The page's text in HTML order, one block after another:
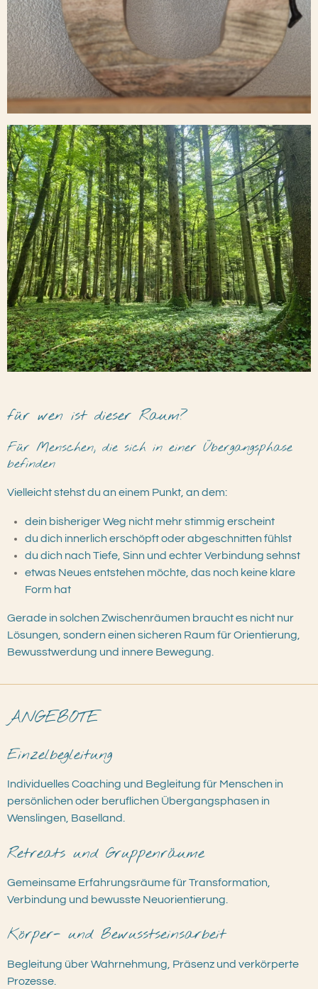
für wen ist dieser Raum?
Für Menschen, die sich in einer Übergangsphase
befinden
Vielleicht stehst du an einem Punkt, an dem:
dein bisheriger Weg nicht mehr stimmig erscheint
du dich innerlich erschöpft oder abgeschnitten fühlst
du dich nach Tiefe, Sinn und echter Verbindung sehnst
etwas Neues entstehen möchte, das noch keine klare
Form hat
Gerade in solchen Zwischenräumen braucht es nicht nur
Lösungen, sondern einen sicheren Raum für Orientierung,
Bewusstwerdung und innere Bewegung.
ANGEBOTE
Einzelbegleitung
Individuelles Coaching und Begleitung für Menschen in
persönlichen oder beruflichen Übergangsphasen in
Wenslingen, Baselland.
Retreats und Gruppenräume
Gemeinsame Erfahrungsräume für Transformation,
Verbindung und bewusste Neuorientierung.
Körper- und Bewusstseinsarbeit
Begleitung über Wahrnehmung, Präsenz und verkörperte
Prozesse.